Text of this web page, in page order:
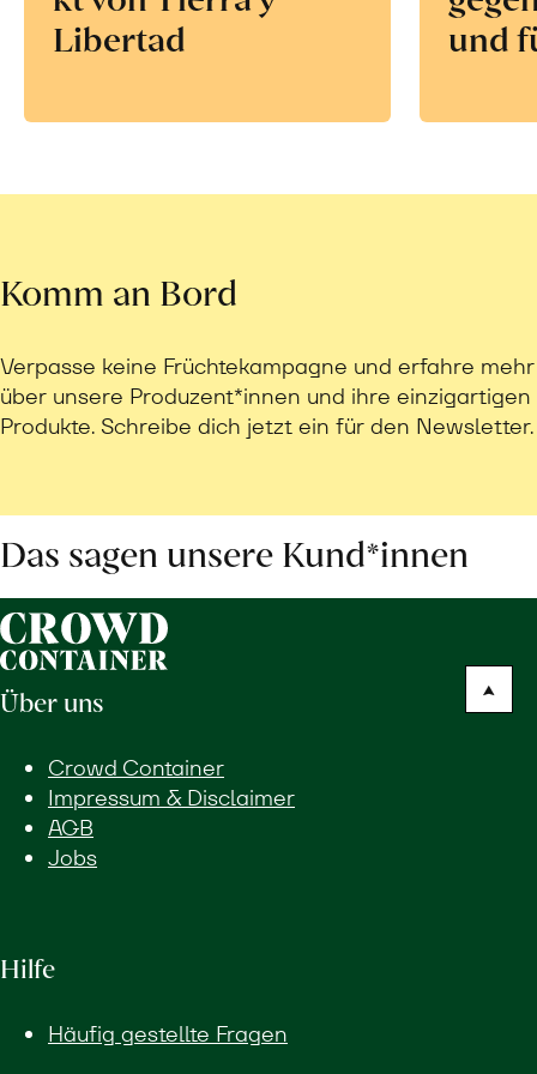
Libertad
und
Komm an Bord
Verpasse keine Früchtekampagne und erfahre mehr
über unsere Produzent*innen und ihre einzigartigen
Produkte. Schreibe dich jetzt ein für den Newsletter.
Das sagen unsere Kund*innen
Über uns
Crowd Container
Impressum & Disclaimer
AGB
Jobs
Hilfe
Häufig gestellte Fragen